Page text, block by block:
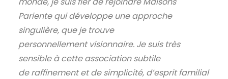
Pariente qui développe une approche
singulière, que je trouve
personnellement visionnaire. Je suis très
sensible à cette association subtile
de raffinement et de simplicité, d’esprit familial